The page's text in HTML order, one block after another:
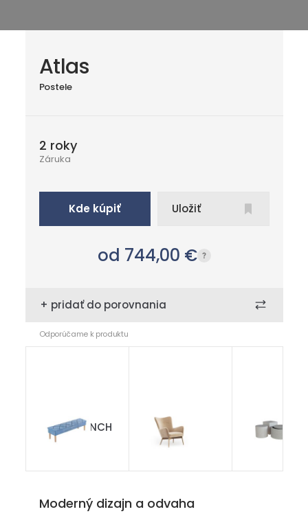
Atlas
Postele
Záruka
2 roky
Kde kúpiť Uložiť
od 744,00 €
+ pridať do porovnania
Odporúčame k produktu
Lavica BENCH Breeze Puff
Moderný dizajn a odvaha